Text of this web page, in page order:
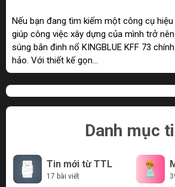
Nếu bạn đang tìm kiếm một công cụ
giúp công việc xây dựng của mình trở
súng bắn đinh nổ KINGBLUE KFF 73
hảo. Với thiết kế gọn...
Danh mục
Tin mới từ TTL
17 bài viết